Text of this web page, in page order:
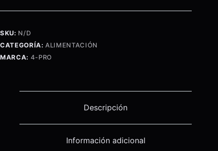
cantidad
SKU: N/D
CATEGORÍA:ALIMENTACIÓN
MARCA: 4-PRO
Descripción
Información adicional